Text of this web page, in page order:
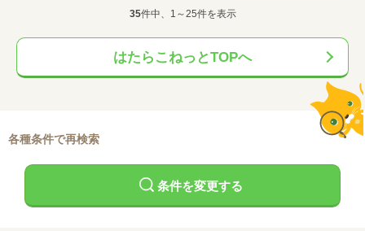
35件中、1～25件を表示
はたらこねっとTOPへ
各種条件で再検索
条件を変更する